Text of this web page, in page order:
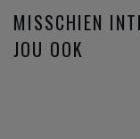
Franck Muller
dankzij hun Cintrée
erkend als het
en zijn knowhow in
MISSCHIEN
JOU OOK